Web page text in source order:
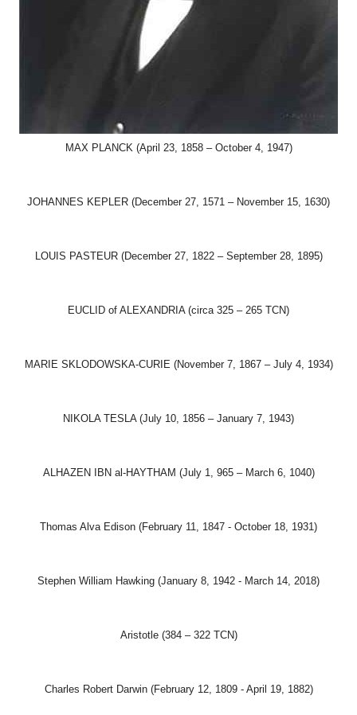
MAX PLANCK (April 23, 1858 – October 4, 1947)
JOHANNES KEPLER (December 27, 1571 – November 15, 1630)
LOUIS PASTEUR (December 27, 1822 – September 28, 1895)
EUCLID of ALEXANDRIA (circa 325 – 265 TCN)
MARIE SKLODOWSKA-CURIE (November 7, 1867 – July 4, 1934)
NIKOLA TESLA (July 10, 1856 – January 7, 1943)
ALHAZEN IBN al-HAYTHAM (July 1, 965 – March 6, 1040)
Thomas Alva Edison (February 11, 1847 - October 18, 1931)
Stephen William Hawking (January 8, 1942 - March 14, 2018)
Aristotle (384 – 322 TCN)
Charles Robert Darwin (February 12, 1809 - April 19, 1882)